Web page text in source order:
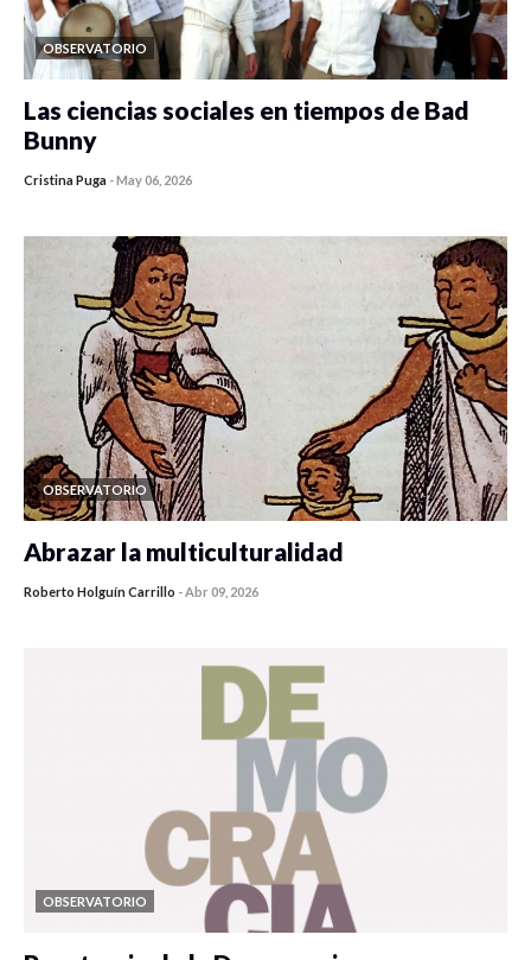
OBSERVATORIO
Las ciencias sociales en tiempos de Bad
Bunny
Cristina Puga -May 06, 2026
OBSERVATORIO
Abrazar la multiculturalidad
Roberto Holguín Carrillo -Abr 09, 2026
OBSERVATORIO